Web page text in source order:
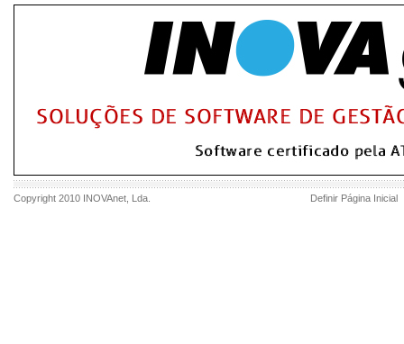
Copyright 2010 INOVAnet , Lda. Definir Página Inicial